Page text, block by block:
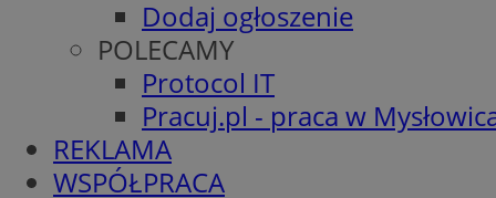
Dodaj ogłoszenie
POLECAMY
Protocol IT
Pracuj.pl - praca w
REKLAMA
WSPÓŁPRACA